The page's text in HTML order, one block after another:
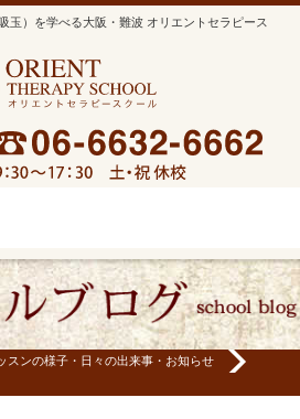
玉）を学べる大阪・難波 オリエントセラピース
スンの様子・日々の出来事・お知らせ